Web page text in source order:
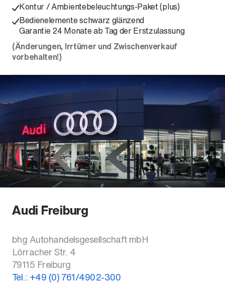
Kontur / Ambientebeleuchtungs-Paket (plus)
Bedienelemente schwarz glänzend
Garantie 24 Monate ab Tag der Erstzulassung
(Änderungen, Irrtümer und Zwischenverkauf
vorbehalten!)
Audi Freiburg
bhg Autohandelsgesellschaft mbH
Lörracher Str. 4
79115 Freiburg
Tel.: +49 (0) 761/4902-300